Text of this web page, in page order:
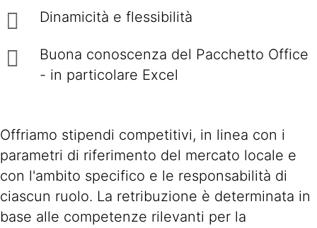
Dinamicità e flessibilità
Buona conoscenza del Pacchetto Office
- in particolare Excel
Offriamo stipendi competitivi, in linea con i
parametri di riferimento del mercato locale e
con l'ambito specifico e le responsabilità di
ciascun ruolo. La retribuzione è determinata in
base alle competenze rilevanti per la